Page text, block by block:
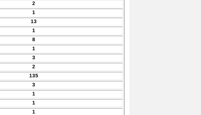
2
1
13
1
8
1
3
2
135
3
1
1
1